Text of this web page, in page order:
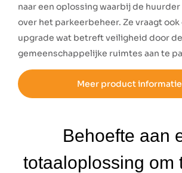
naar een oplossing waarbij de
over het parkeerbeheer. Ze vraagt ook
upgrade wat betreft veiligheid door
gemeenschappelijke ruimtes aan te
Meer product informatie
Behoefte aan
totaaloplossing om